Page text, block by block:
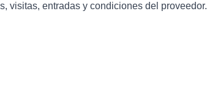
visitas, entradas y condiciones del proveedor.